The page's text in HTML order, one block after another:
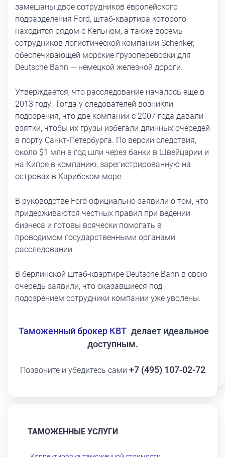
замешаны двое сотрудников европейского
подразделения Ford, штаб-квартира которого
находится рядом с Кельном, а также восемь
сотрудников логистической компании Schenker,
обеспечивающей морские грузоперевозки для
Deutsche Bahn — немецкой железной дороги.
Утверждается, что расследование началось еще в
2013 году. Тогда у следователей возникли
подозрения, что две компании с 2007 года давали
взятки, чтобы их грузы избегали длинных очередей
в порту Санкт-Петербурга. По версии следствия,
около $1 млн в год шли через банки в Швейцарии и
на Кипре в компанию, зарегистрированную на
островах в Карибском море.
В руководстве Ford официально заявили о том, что
придерживаются честных правил при ведении
бизнеса и готовы всячески помогать в
проводимом государственными органами
расследовании.
В берлинской штаб-квартире Deutsche Bahn в свою
очередь заявили, что оказавшиеся под
подозрением сотрудники компании уже уволены.
Таможенный брокер КВТ делает идеальное
доступным.
Позвоните и убедитесь сами +7 (495) 107-02-72
ТАМОЖЕННЫЕ УСЛУГИ